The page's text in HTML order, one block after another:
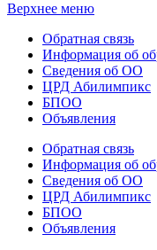
Верхнее меню
Обратная связь
Информация об
Сведения об ОО
ЦРД Абилимпикс
БПОО
Объявления
Обратная связь
Информация об
Сведения об ОО
ЦРД Абилимпикс
БПОО
Объявления